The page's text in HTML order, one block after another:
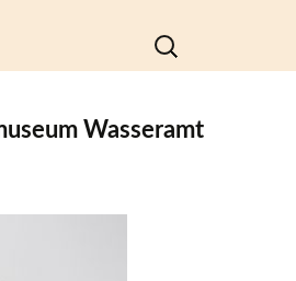
Suchen
nach:
Wasseramt